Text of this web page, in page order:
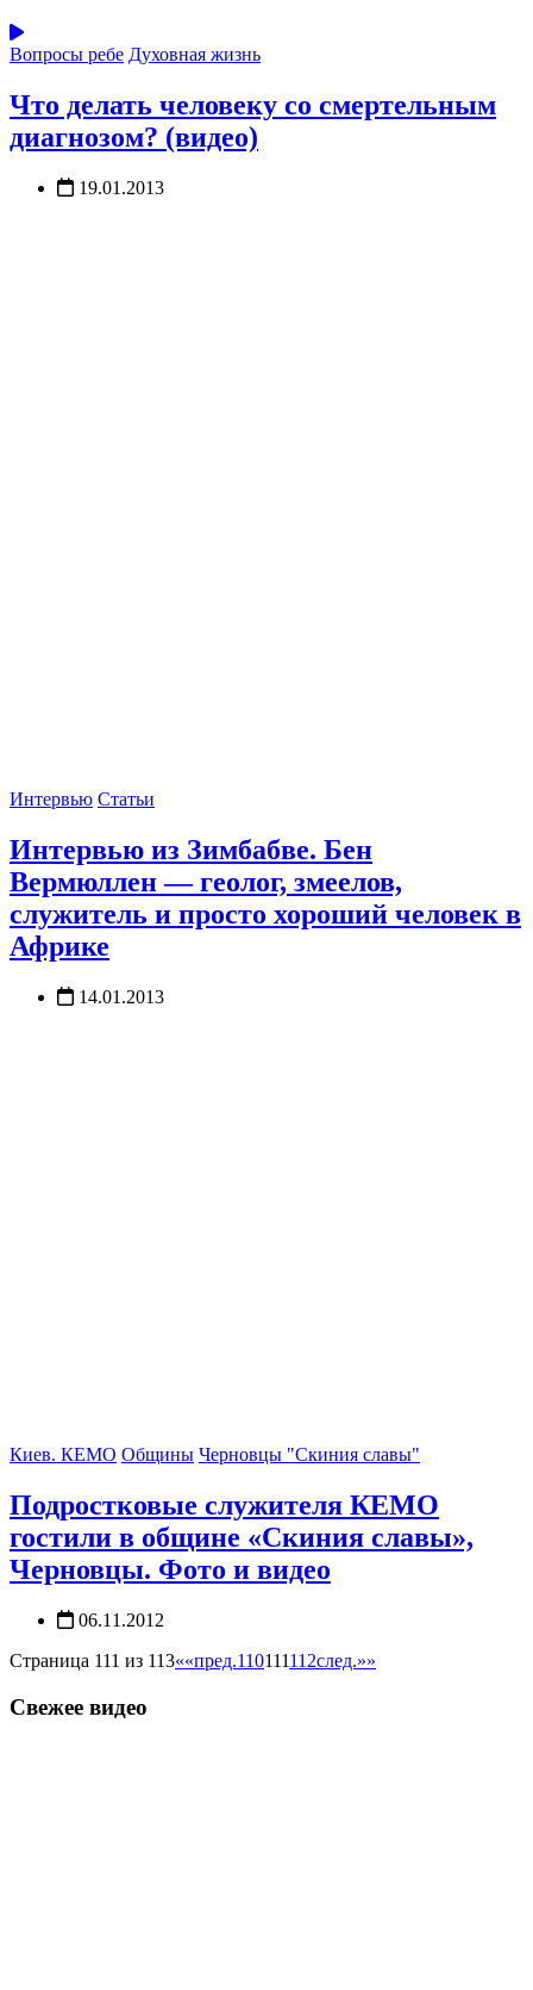
Вопросы ребе Духовная жизнь
Что делать человеку со смертельным
диагнозом? (видео)
19.01.2013
Интервью Статьи
Интервью из Зимбабве. Бен
Вермюллен — геолог, змеелов,
служитель и просто хороший человек в
Африке
14.01.2013
Киев. КЕМО Общины Черновцы "Скиния славы"
Подростковые служителя КЕМО
гостили в общине «Скиния славы»,
Черновцы. Фото и видео
06.11.2012
Страница 111 из 113««пред.110111112след.»»
Свежее видео